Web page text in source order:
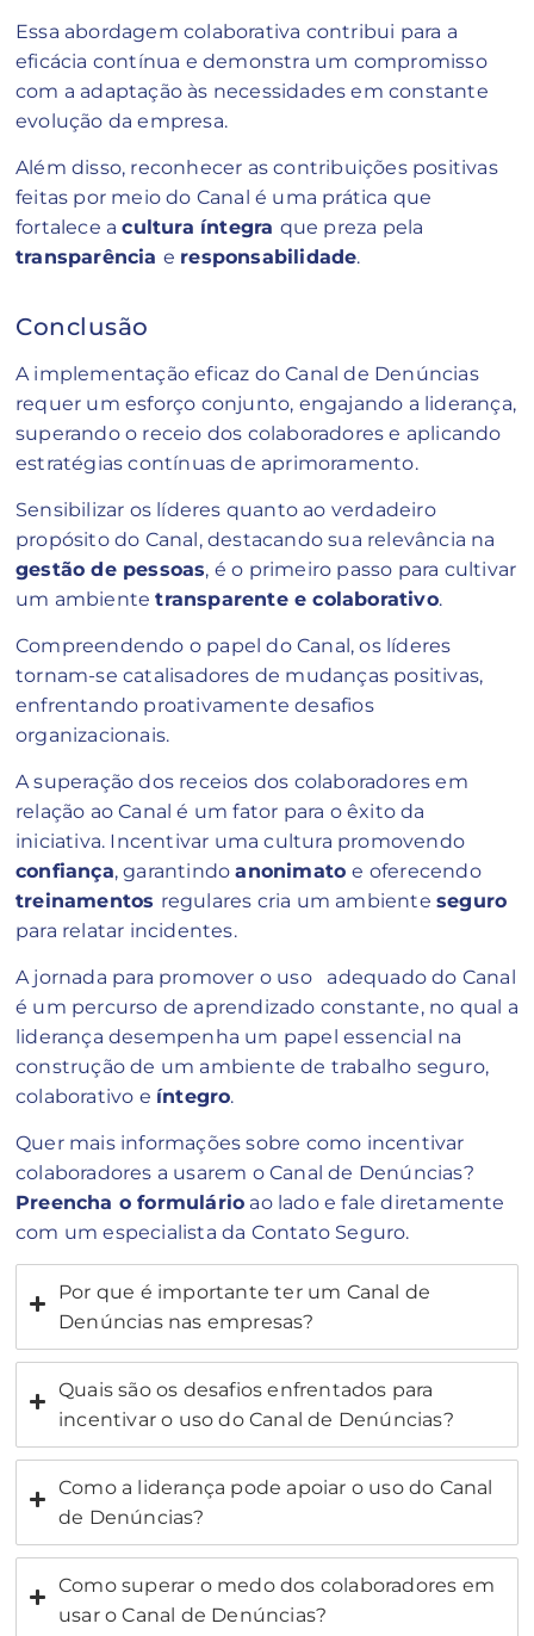
Essa abordagem colaborativa contribui para a
eficácia contínua e demonstra um compromisso
com a adaptação às necessidades em constante
evolução da empresa.
Além disso, reconhecer as contribuições positivas
feitas por meio do Canal é uma prática que
fortalece acultura íntegra que preza pela
transparência e responsabilidade.
Conclusão
A implementação eficaz do Canal de Denúncias
requer um esforço conjunto, engajando a liderança,
superando o receio dos colaboradores e aplicando
estratégias contínuas de aprimoramento.
Sensibilizar os líderes quanto ao verdadeiro
propósito do Canal, destacando sua relevância na
gestão de pessoas, é o primeiro passo para cultivar
um ambientetransparente e colaborativo.
Compreendendo o papel do Canal, os líderes
tornam-se catalisadores de mudanças positivas,
enfrentando proativamente desafios
organizacionais.
A superação dos receios dos colaboradores em
relação ao Canal é um fator para o êxito da
iniciativa. Incentivar uma cultura promovendo
confiança, garantindoanonimatoe oferecendo
treinamentos regulares cria um ambienteseguro
para relatar incidentes.
A jornada para promover o uso adequado do Canal
é um percurso de aprendizado constante, no qual a
liderança desempenha um papel essencial na
construção de um ambiente de trabalho seguro,
colaborativo e íntegro.
Quer mais informações sobre como incentivar
colaboradores a usarem o Canal de Denúncias?
Preencha o formulário ao lado e fale diretamente
com um especialista da Contato Seguro.
Por que é importante ter um Canal de
Denúncias nas empresas?
Quais são os desafios enfrentados para
incentivar o uso do Canal de Denúncias?
Como a liderança pode apoiar o uso do Canal
de Denúncias?
Como superar o medo dos colaboradores em
usar o Canal de Denúncias?